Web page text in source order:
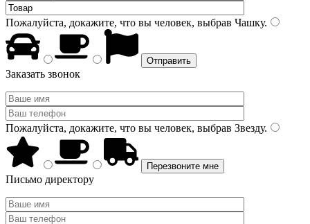
Пожалуйста, докажите, что вы человек, выбрав Чашку.
Заказать звонок
Пожалуйста, докажите, что вы человек, выбрав Звезду.
Письмо директору